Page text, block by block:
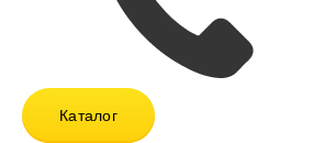
Каталог